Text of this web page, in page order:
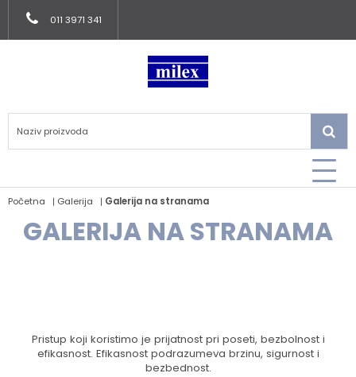
011 3971 341
Početna Galerija Galerija na stranama
GALERIJA NA STRANAMA
Pristup koji koristimo je prijatnost pri poseti, bezbolnost i
efikasnost. Efikasnost podrazumeva brzinu, sigurnost i
bezbednost.